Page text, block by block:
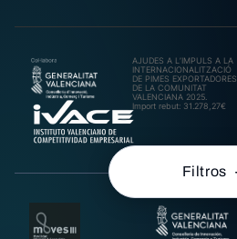
Filtros
AJUDES A L’IMPULS A LA
INTERNACIONALITZACIÓ
DE PIMES EXPORTADORES
DE LA COMUNITAT
VALENCIANA 2025.
Import rebut: 31.278,27€